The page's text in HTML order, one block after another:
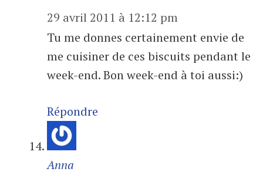
29 avril 2011 à 12:12 pm
Tu me donnes certainement envie de
me cuisiner de ces biscuits pendant le
week-end. Bon week-end à toi aussi:)
Répondre
Anna